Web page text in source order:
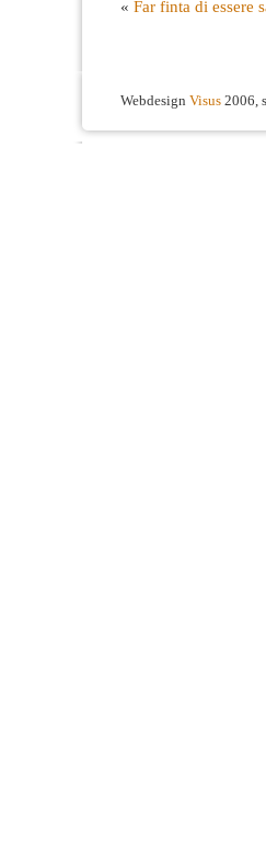
« Far finta di essere
Webdesign Visus 2006,